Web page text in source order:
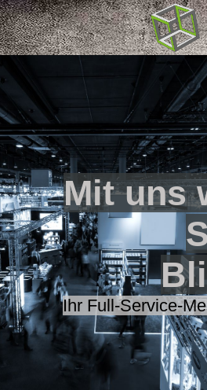
Mit uns
Ihr Full-Service-